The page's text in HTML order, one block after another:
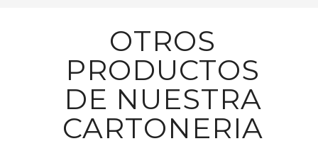
OTROS
PRODUCTOS
DE NUESTRA
CARTONERIA